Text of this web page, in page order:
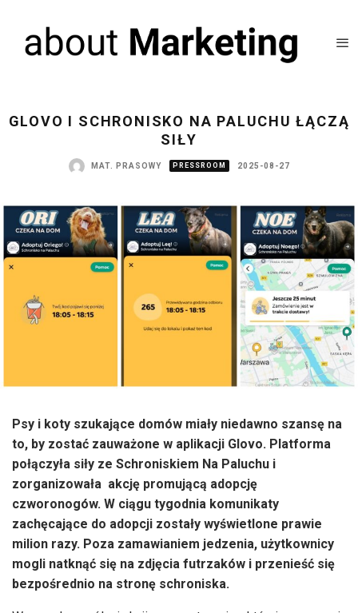
GLOVO I SCHRONISKO NA PALUCHU ŁĄCZĄ
SIŁY
MAT. PRASOWY PRESSROOM 2025-08-27
Psy i koty szukające domów miały niedawno szansę na
to, by zostać zauważone w aplikacji Glovo. Platforma
połączyła siły ze Schroniskiem Na Paluchu i
zorganizowała akcję promującą adopcję
czworonogów. W ciągu tygodnia komunikaty
zachęcające do adopcji zostały wyświetlone prawie
milion razy. Poza zamawianiem jedzenia, użytkownicy
mogli natknąć się na zdjęcia futrzaków i przenieść się
bezpośrednio na stronę schroniska.